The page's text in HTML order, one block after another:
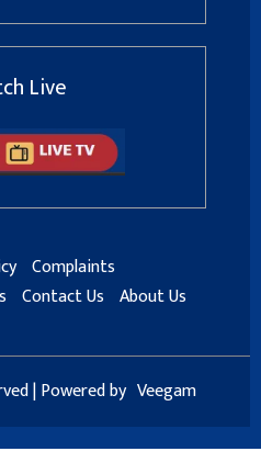
Live
Complaints
Contact Us About Us
| Powered by Veegam